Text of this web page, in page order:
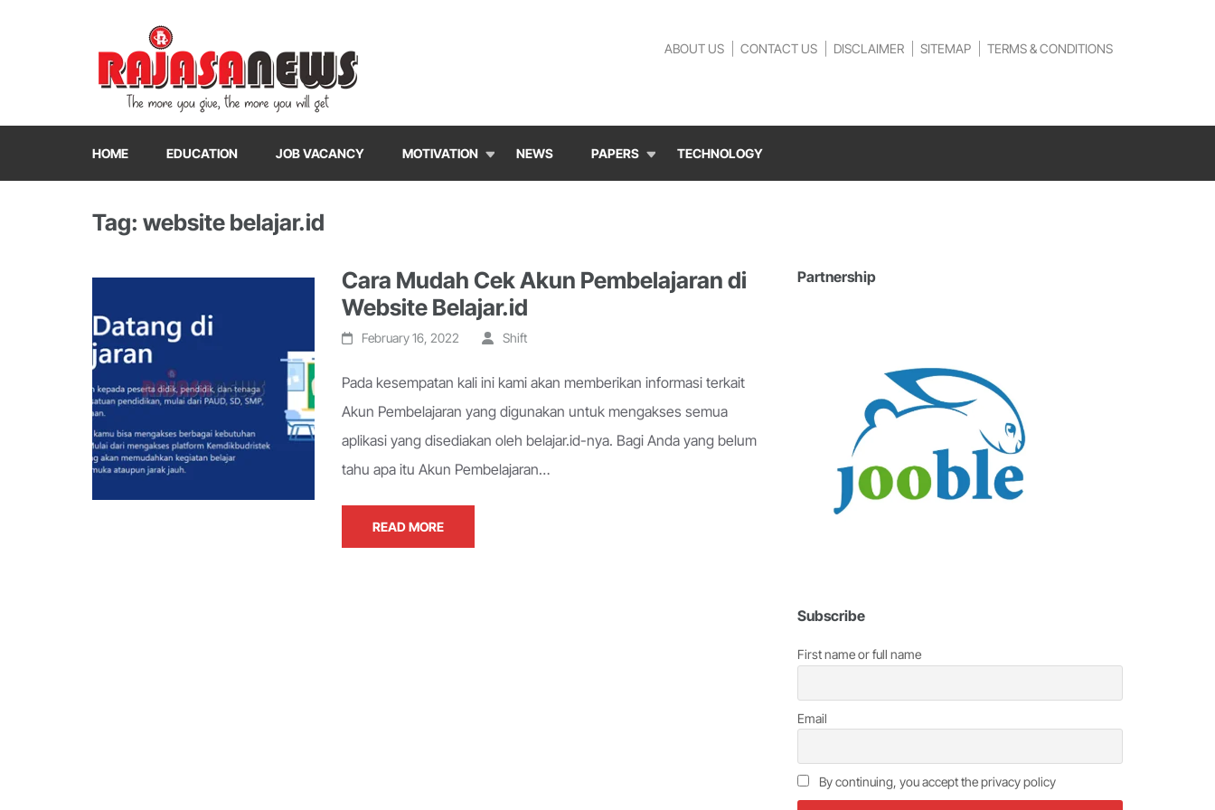
RajasaNews
"The more you give, the more you will get"
ABOUT US CONTACT US DISCLAIMER SITEMAP TERMS & CONDITIONS
HOME EDUCATION JOB VACANCY MOTIVATION NEWS PAPERS TECHNOLOGY
Tag: website belajar.id
Cara Mudah Cek Akun Pembelajaran di
Website Belajar.id
February 16, 2022 Shift
Pada kesempatan kali ini kami akan memberikan informasi terkait
Akun Pembelajaran yang digunakan untuk mengakses semua
aplikasi yang disediakan oleh belajar.id-nya. Bagi Anda yang belum
tahu apa itu Akun Pembelajaran…
READ MORE
Partnership
Subscribe
First name or full name
Email
By continuing, you accept the privacy policy